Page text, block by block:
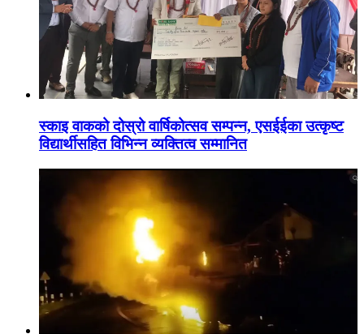
स्काइ वाकको दोस्रो वार्षिकोत्सव सम्पन्न, एसईईका उत्कृष्ट
विद्यार्थीसहित विभिन्न व्यक्तित्व सम्मानित